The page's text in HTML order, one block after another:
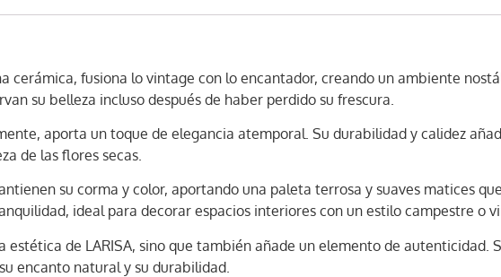
cerámica, fusiona lo vintage con lo encantador, creando un ambiente
su belleza incluso después de haber perdido su frescura.
aporta un toque de elegancia atemporal. Su durabilidad y calidez
de las flores secas.
su corma y color, aportando una paleta terrosa y suaves matices
ideal para decorar espacios interiores con un estilo campestre o
de LARISA, sino que también añade un elemento de autenticidad.
encanto natural y su durabilidad.